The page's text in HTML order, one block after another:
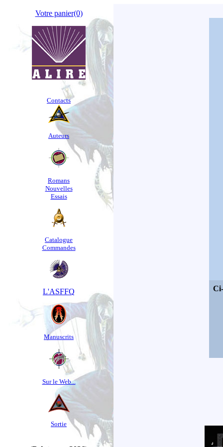
Votre panier(0)
Contacts
Auteurs
Romans
Nouvelles
Essais
Catalogue
Commandes
L'ASFFQ
Manuscrits
Sur le Web...
Sortie